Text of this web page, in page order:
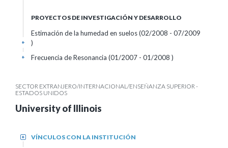
PROYECTOS DE INVESTIGACIÓN Y DESARROLLO
Estimación de la humedad en suelos (02/2008 - 07/2009
)
+
Frecuencia de Resonancia (01/2007 - 01/2008 )
+
SECTOR EXTRANJERO/INTERNACIONAL/ENSEÑANZA SUPERIOR -
ESTADOS UNIDOS
University of Illinois
VÍNCULOS CON LA INSTITUCIÓN
+